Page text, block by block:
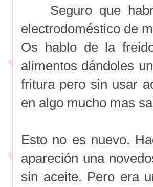
Seguro que
electrodoméstico de
Os hablo de la
alimentos dándoles
fritura pero sin usar
en algo mucho mas
Esto no es nuevo.
apareción una
sin aceite. Pero era